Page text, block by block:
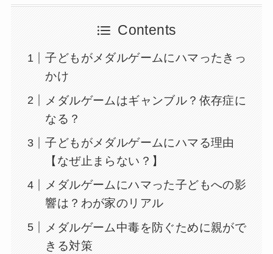
Contents
子どもがメダルゲームにハマったきっ
かけ
メダルゲームはギャンブル？依存症に
なる？
子どもがメダルゲームにハマる理由
【なぜ止まらない？】
メダルゲームにハマった子どもへの影
響は？わが家のリアル
メダルゲーム中毒を防ぐために親がで
きる対策